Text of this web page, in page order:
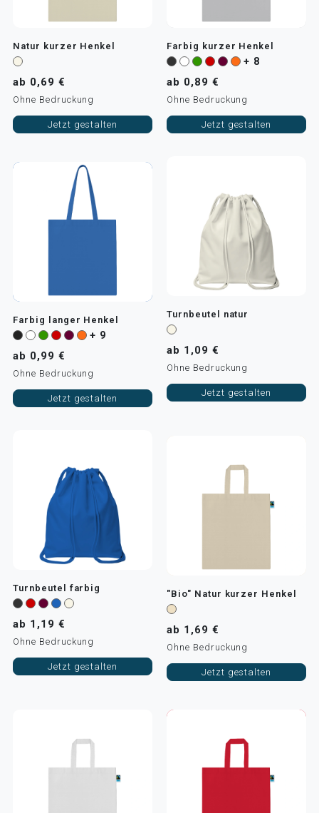
Natur kurzer Henkel
ab 0,69 €
Ohne Bedruckung
Jetzt gestalten
Farbig kurzer Henkel
+ 8
ab 0,89 €
Ohne Bedruckung
Jetzt gestalten
Farbig langer Henkel
+ 9
ab 0,99 €
Ohne Bedruckung
Jetzt gestalten
Turnbeutel natur
ab 1,09 €
Ohne Bedruckung
Jetzt gestalten
Turnbeutel farbig
ab 1,19 €
Ohne Bedruckung
Jetzt gestalten
"Bio" Natur kurzer Henkel
ab 1,69 €
Ohne Bedruckung
Jetzt gestalten